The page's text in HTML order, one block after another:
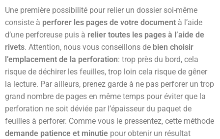
Une première possibilité pour relier un dossier soi-même
consiste à perforer les pages de votre document à l’aide
d’une perforeuse puis à relier toutes les pages à l’aide de
rivets. Attention, nous vous conseillons de bien choisir
l’emplacement de la perforation: trop près du bord, cela
risque de déchirer les feuilles, trop loin cela risque de gêner
la lecture. Par ailleurs, prenez garde à ne pas perforer un trop
grand nombre de pages en même temps pour éviter que la
perforation ne soit déviée par l’épaisseur du paquet de
feuilles à perforer. Comme vous le pressentez, cette méthode
demande patience et minutie pour obtenir un résultat